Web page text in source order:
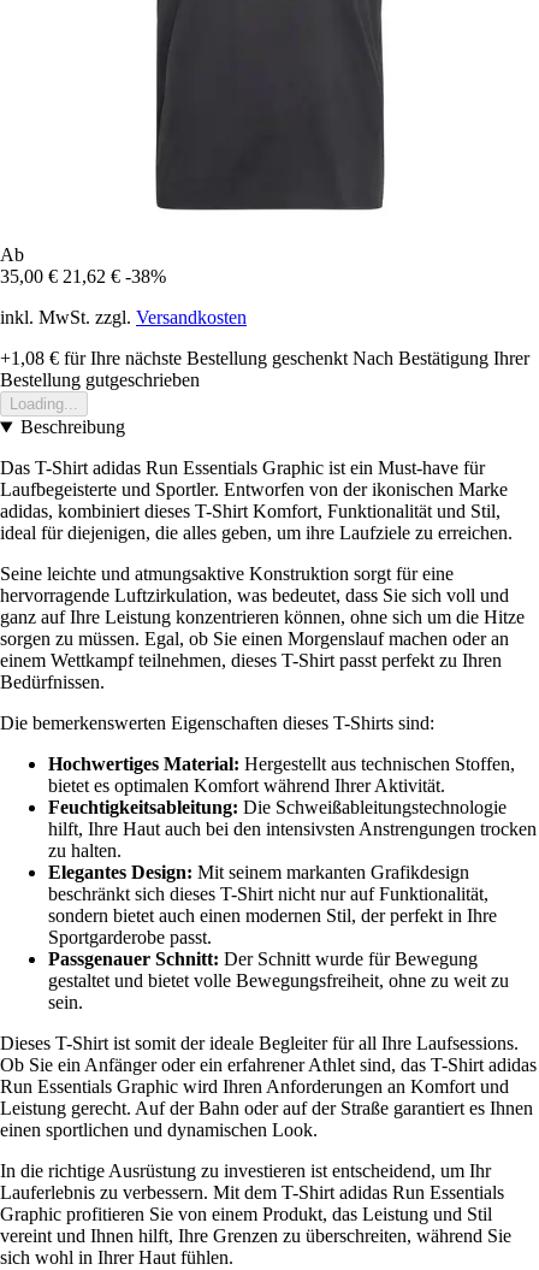
Ab
35,00 € 21,62 € -38%
inkl. MwSt. zzgl. Versandkosten
+1,08 € für Ihre nächste Bestellung geschenkt Nach Bestätigung Ihrer
Bestellung gutgeschrieben
Loading...
Beschreibung
Das T-Shirt adidas Run Essentials Graphic ist ein Must-have für
Laufbegeisterte und Sportler. Entworfen von der ikonischen Marke
adidas, kombiniert dieses T-Shirt Komfort, Funktionalität und Stil,
ideal für diejenigen, die alles geben, um ihre Laufziele zu erreichen.
Seine leichte und atmungsaktive Konstruktion sorgt für eine
hervorragende Luftzirkulation, was bedeutet, dass Sie sich voll und
ganz auf Ihre Leistung konzentrieren können, ohne sich um die Hitze
sorgen zu müssen. Egal, ob Sie einen Morgenslauf machen oder an
einem Wettkampf teilnehmen, dieses T-Shirt passt perfekt zu Ihren
Bedürfnissen.
Die bemerkenswerten Eigenschaften dieses T-Shirts sind:
Hochwertiges Material: Hergestellt aus technischen Stoffen,
bietet es optimalen Komfort während Ihrer Aktivität.
Feuchtigkeitsableitung: Die Schweißableitungstechnologie
hilft, Ihre Haut auch bei den intensivsten Anstrengungen trocken
zu halten.
Elegantes Design: Mit seinem markanten Grafikdesign
beschränkt sich dieses T-Shirt nicht nur auf Funktionalität,
sondern bietet auch einen modernen Stil, der perfekt in Ihre
Sportgarderobe passt.
Passgenauer Schnitt: Der Schnitt wurde für Bewegung
gestaltet und bietet volle Bewegungsfreiheit, ohne zu weit zu
sein.
Dieses T-Shirt ist somit der ideale Begleiter für all Ihre Laufsessions.
Ob Sie ein Anfänger oder ein erfahrener Athlet sind, das T-Shirt adidas
Run Essentials Graphic wird Ihren Anforderungen an Komfort und
Leistung gerecht. Auf der Bahn oder auf der Straße garantiert es Ihnen
einen sportlichen und dynamischen Look.
In die richtige Ausrüstung zu investieren ist entscheidend, um Ihr
Lauferlebnis zu verbessern. Mit dem T-Shirt adidas Run Essentials
Graphic profitieren Sie von einem Produkt, das Leistung und Stil
vereint und Ihnen hilft, Ihre Grenzen zu überschreiten, während Sie
sich wohl in Ihrer Haut fühlen.